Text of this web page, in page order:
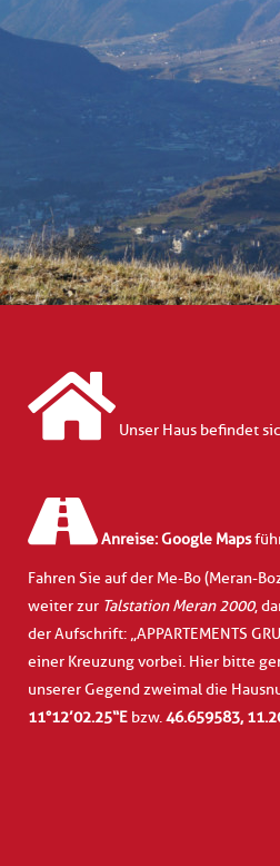
Unser Haus befindet
Anreise:Google Maps
Fahren Sie auf der Me-Bo (Meran-
weiter zur Talstation Meran 2000,
der Aufschrift: „APPARTEMENTS
einer Kreuzung vorbei. Hier bitte
unserer Gegend zweimal die
11°12’02.25“E bzw.46.659583,